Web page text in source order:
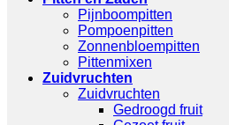
Pijnboompitten
Pompoenpitten
Zonnenbloempitten
Pittenmixen
Zuidvruchten
Zuidvruchten
Gedroogd fruit